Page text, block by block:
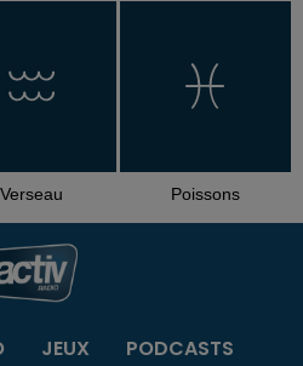
Verseau Poissons
JEUX
PODCASTS